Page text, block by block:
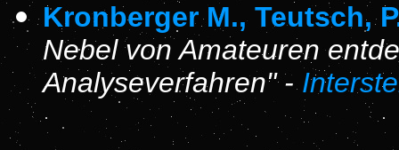
Kronberger M., Teutsch,
Nebel von Amateuren
Analyseverfahren" -